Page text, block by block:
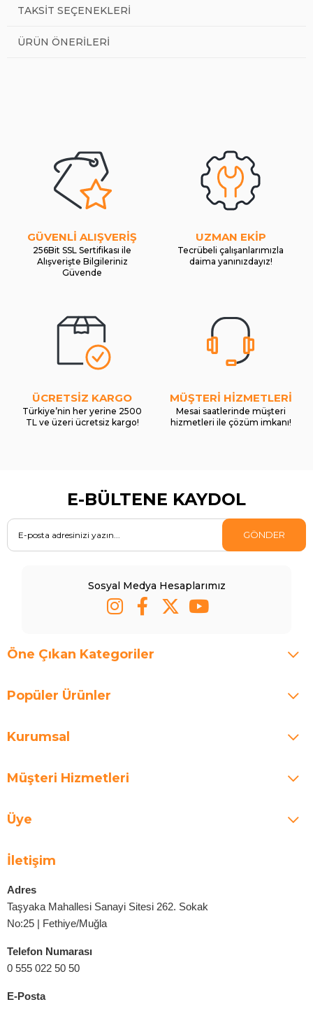
TAKSIT SEÇENEKLERI
ÜRÜN ÖNERILERI
GÜVENLİ ALIŞVERİŞ
256Bit SSL Sertifikası ile
Alışverişte Bilgileriniz
Güvende
UZMAN EKİP
Tecrübeli çalışanlarımızla
daima yanınızdayız!
ÜCRETSİZ KARGO
Türkiye’nin her yerine 2500
TL ve üzeri ücretsiz kargo!
MÜŞTERİ HİZMETLERİ
Mesai saatlerinde müşteri
hizmetleri ile çözüm imkanı!
E-BÜLTENE KAYDOL
GÖNDER
Sosyal Medya Hesaplarımız
Öne Çıkan Kategoriler
Popüler Ürünler
Kurumsal
Müşteri Hizmetleri
Üye
İletişim
Adres
Taşyaka Mahallesi Sanayi Sitesi 262. Sokak
No:25 | Fethiye/Muğla
Telefon Numarası
0 555 022 50 50
E-Posta